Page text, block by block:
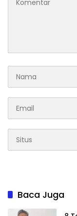
Baca Juga